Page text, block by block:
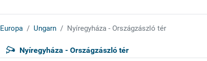
Europa Ungarn Nyíregyháza - Országzászló tér
Nyíregyháza - Országzászló tér